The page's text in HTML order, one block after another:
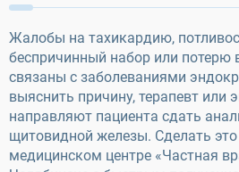
Жалобы на тахикардию,
беспричинный набор или потерю
связаны с заболеваниями
выяснить причину, терапевт или
направляют пациента сдать
щитовидной железы. Сделать
медицинском центре «Частная